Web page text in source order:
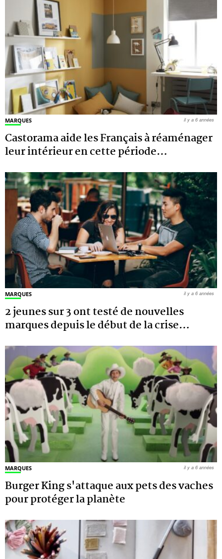
MARQUES
Castorama aide les Français à réaménager
leur intérieur en cette période…
il y a 6 années
MARQUES
2 jeunes sur 3 ont testé de nouvelles
marques depuis le début de la crise…
il y a 6 années
MARQUES
Burger King s'attaque aux pets des vaches
pour protéger la planète
il y a 6 années